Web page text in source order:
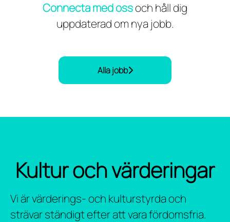
Connecta med ossoch håll dig
uppdaterad om nya jobb.
Alla jobb
Kultur och värderingar
Vi är värderings- och kulturstyrda och
strävar ständigt efter att vara fördomsfria.